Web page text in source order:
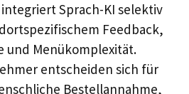
Sprach-KI selektiv
Feedback,
und Menükomplexität.
entscheiden sich für
Bestellannahme,